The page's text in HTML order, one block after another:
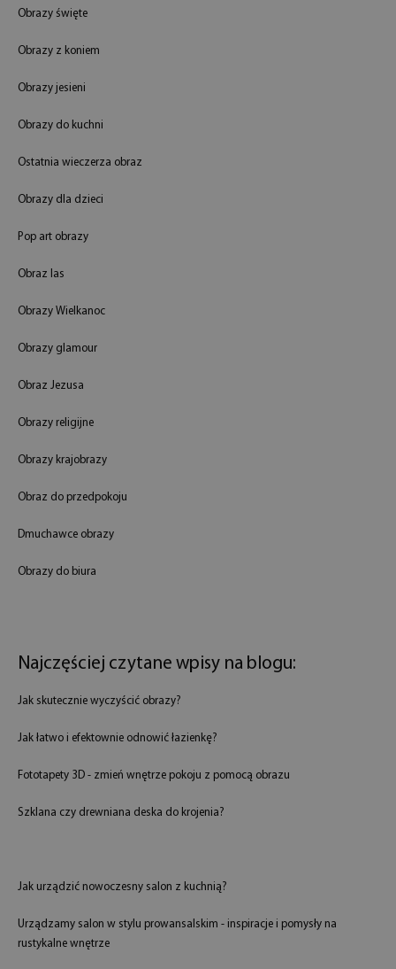
Obrazy święte
Obrazy z koniem
Obrazy jesieni
Obrazy do kuchni
Ostatnia wieczerza obraz
Obrazy dla dzieci
Pop art obrazy
Obraz las
Obrazy Wielkanoc
Obrazy glamour
Obraz Jezusa
Obrazy religijne
Obrazy krajobrazy
Obraz do przedpokoju
Dmuchawce obrazy
Obrazy do biura
Najczęściej czytane wpisy na blogu:
Jak skutecznie wyczyścić obrazy?
Jak łatwo i efektownie odnowić łazienkę?
Fototapety 3D - zmień wnętrze pokoju z pomocą obrazu
Szklana czy drewniana deska do krojenia?
Jak urządzić nowoczesny salon z kuchnią?
Urządzamy salon w stylu prowansalskim - inspiracje i pomysły na
rustykalne wnętrze